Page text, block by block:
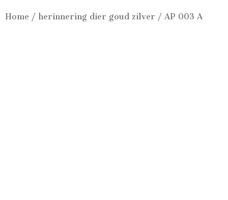
Home / herinnering dier goud zilver / AP 003 A